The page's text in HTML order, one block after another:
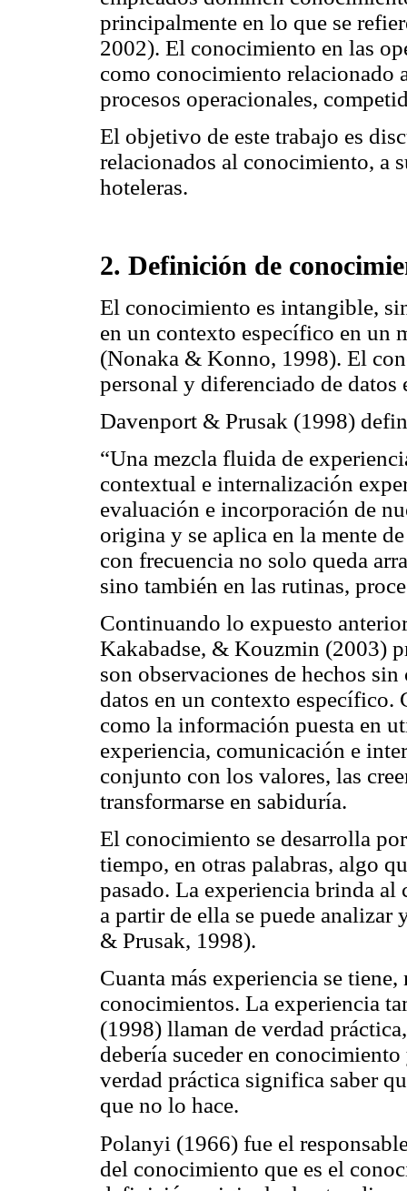
principalmente en lo que se
2002). El conocimiento en las
como conocimiento relacionado
procesos operacionales,
El objetivo de este trabajo es
relacionados al conocimiento, a
hoteleras.
2. Definición de
El conocimiento es intangible,
en un contexto específico en un
(Nonaka & Konno, 1998). El
personal y diferenciado de datos
Davenport & Prusak (1998)
“Una mezcla fluida de
contextual e internalización
evaluación e incorporación de
origina y se aplica en la mente
con frecuencia no solo queda
sino también en las rutinas,
Continuando lo expuesto
Kakabadse, & Kouzmin (2003)
son observaciones de hechos
datos en un contexto específico.
como la información puesta en
experiencia, comunicación e
conjunto con los valores, las
transformarse en sabiduría.
El conocimiento se desarrolla
tiempo, en otras palabras, algo
pasado. La experiencia brinda
a partir de ella se puede
& Prusak, 1998).
Cuanta más experiencia se
conocimientos. La experiencia
(1998) llaman de verdad
debería suceder en
verdad práctica significa saber
que no lo hace.
Polanyi (1966) fue el
del conocimiento que es el